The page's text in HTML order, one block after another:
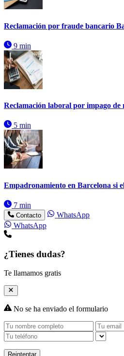
Reclamación por fraude bancario
9 min
Reclamación laboral por impago de
5 min
Empadronamiento en Barcelona si
7 min
Contacto
WhatsApp
WhatsApp
¿Tienes dudas?
Te llamamos gratis
No se ha enviado el formulario
Reintentar